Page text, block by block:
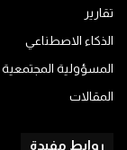
تقارير
الذكاء الاصطناعي
المسؤولية المجتمعية
المقالات
روابط مفيدة